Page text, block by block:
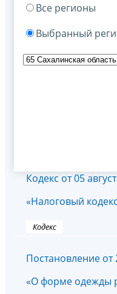
Все регионы
Выбранный
Кодекс от 05
«Налоговый
Кодекс
Постановление
«О форме одежды